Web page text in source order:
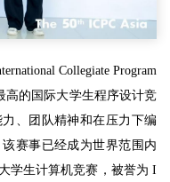
Collegiate Program
高的国际大学生程序设计竞
、团队精神和在压力下编
赛事已经成为世界范围内
学生计算机竞赛，被誉为 I